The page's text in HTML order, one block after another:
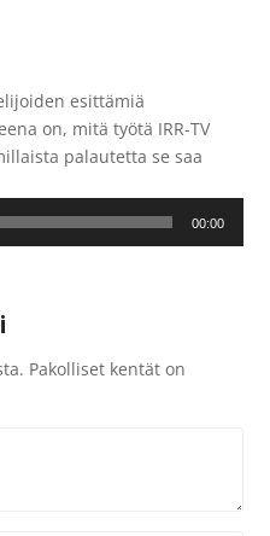
esittämiä
on, mitä työtä IRR-TV
palautetta se saa
00:00
Pakolliset kentät on